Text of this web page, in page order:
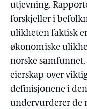
utjevning.
forskjeller i
ulikheten faktisk
økonomiske
norske
eierskap over
definisjonene i
undervurderer de